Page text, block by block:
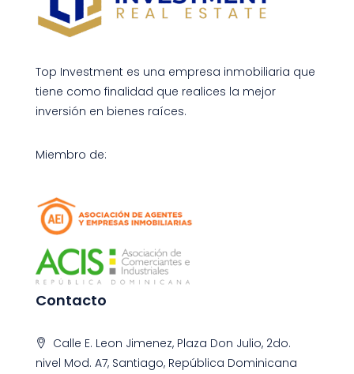
Top Investment es una empresa inmobiliaria que
tiene como finalidad que realices la mejor
inversión en bienes raíces.
Miembro de:
Contacto
Calle E. Leon Jimenez, Plaza Don Julio, 2do.
nivel Mod. A7, Santiago, República Dominicana